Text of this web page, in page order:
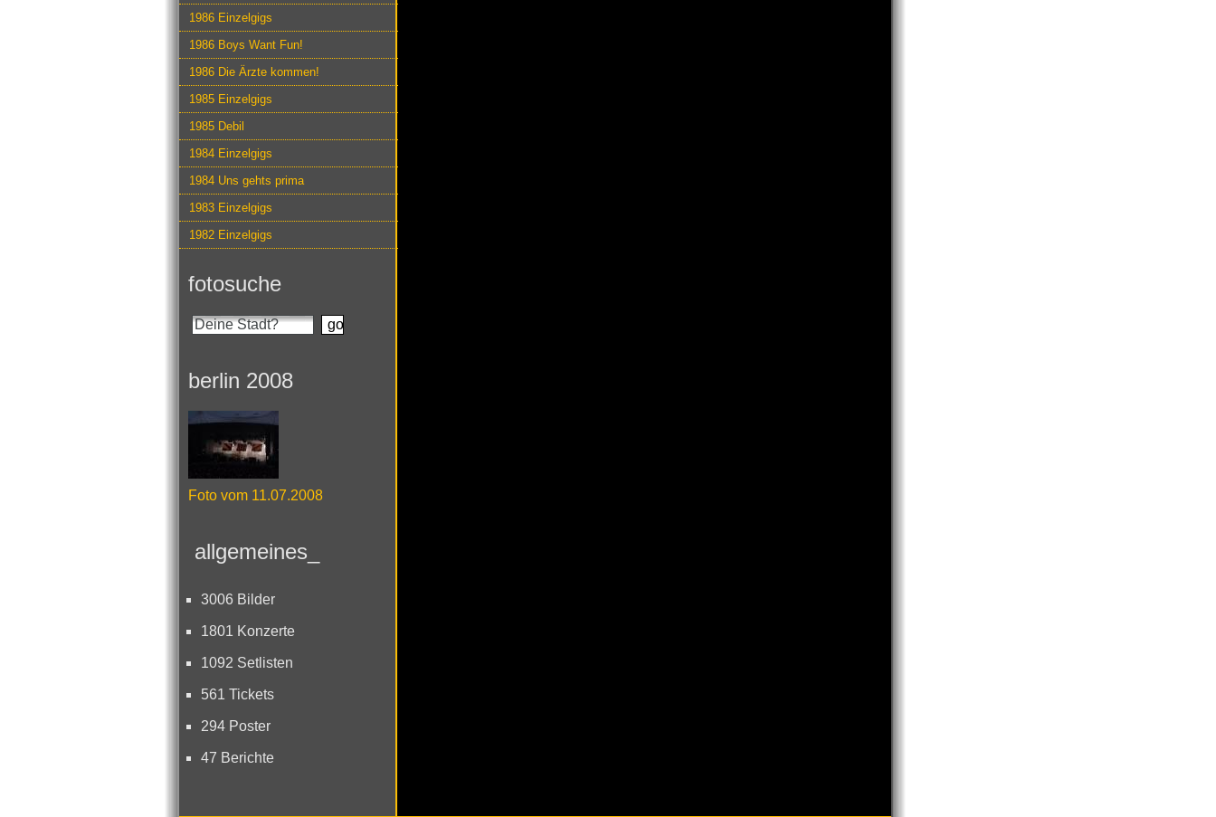
1986 Einzelgigs
1986 Boys Want Fun!
1986 Die Ärzte kommen!
1985 Einzelgigs
1985 Debil
1984 Einzelgigs
1984 Uns gehts prima
1983 Einzelgigs
1982 Einzelgigs
fotosuche
berlin 2008
Foto vom 11.07.2008
allgemeines_
3006 Bilder
1801 Konzerte
1092 Setlisten
561 Tickets
294 Poster
47 Berichte